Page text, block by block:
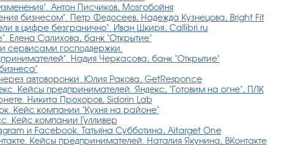
Антон Писчиков, Мозгобойня
бизнесом". Петр Федосеев, Надежда Кузнецова, Bright Fit
в цифре безгранично". Иван Шкиря, Callibri.ru
Елена Салихова, банк "Открытие"
сервисами господдержки.
Надия Черкасова, банк "Открытие"
автоворонки. Юлия Ракова, GetResponce
Кейсы предпринимателей. Яндекс, "Готовим на огне", ПЛК
Никита Прохоров, Sidorin Lab
Кейс компании "Кухня на районе"
Кейс компании Гулливер
и Facebook. Татьяна Субботина, Aitarget One
Кейсы предпринимателей. Наталия Якунина, ВКонтакте